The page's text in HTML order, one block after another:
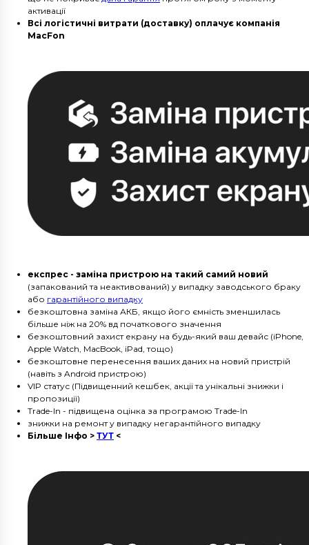
активації
Всі логістичні витрати (доставку) оплачує компанія
MacFon
експрес - заміна пристрою на такий самий новий
(запакований та неактивований) у випадку заводського браку
або гарантійного випадку
безкоштовна заміна АКБ, якщо його ємність зменшилась
більше ніж на 20% вд початкового значення
безкоштовний захист екрану на будь-який ваш девайс (iPhone,
Apple Watch, MacBook, iPad, тощо)
безкоштовне перенесення ваших даних на новий пристрій
(навіть з Android пристрою)
VIP статус (Підвищенний кешбек, акції та унікальні знижки і
пропозиції)
Trade-In - підвищена оцінка за програмою Trade-In
знижки на ремонт у випадку негарантійного випадку
Більше Інфо > ТУТ <